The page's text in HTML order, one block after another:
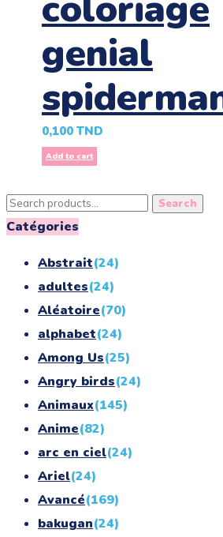
genial
0,100 TND
Add to cart
Search
for:
Search
Catégories
Abstrait(24)
adultes(24)
Aléatoire(70)
alphabet(24)
Among Us(25)
Angry birds(24)
Animaux(145)
Anime(82)
arc en ciel(24)
Ariel(24)
Avancé(169)
bakugan(24)